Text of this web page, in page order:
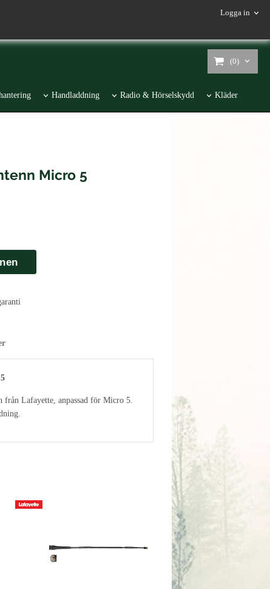
Logga in
(0)
Handladdning Radio & Hörselskydd Kläder
Micro 5
Lafayette, anpassad för Micro 5.